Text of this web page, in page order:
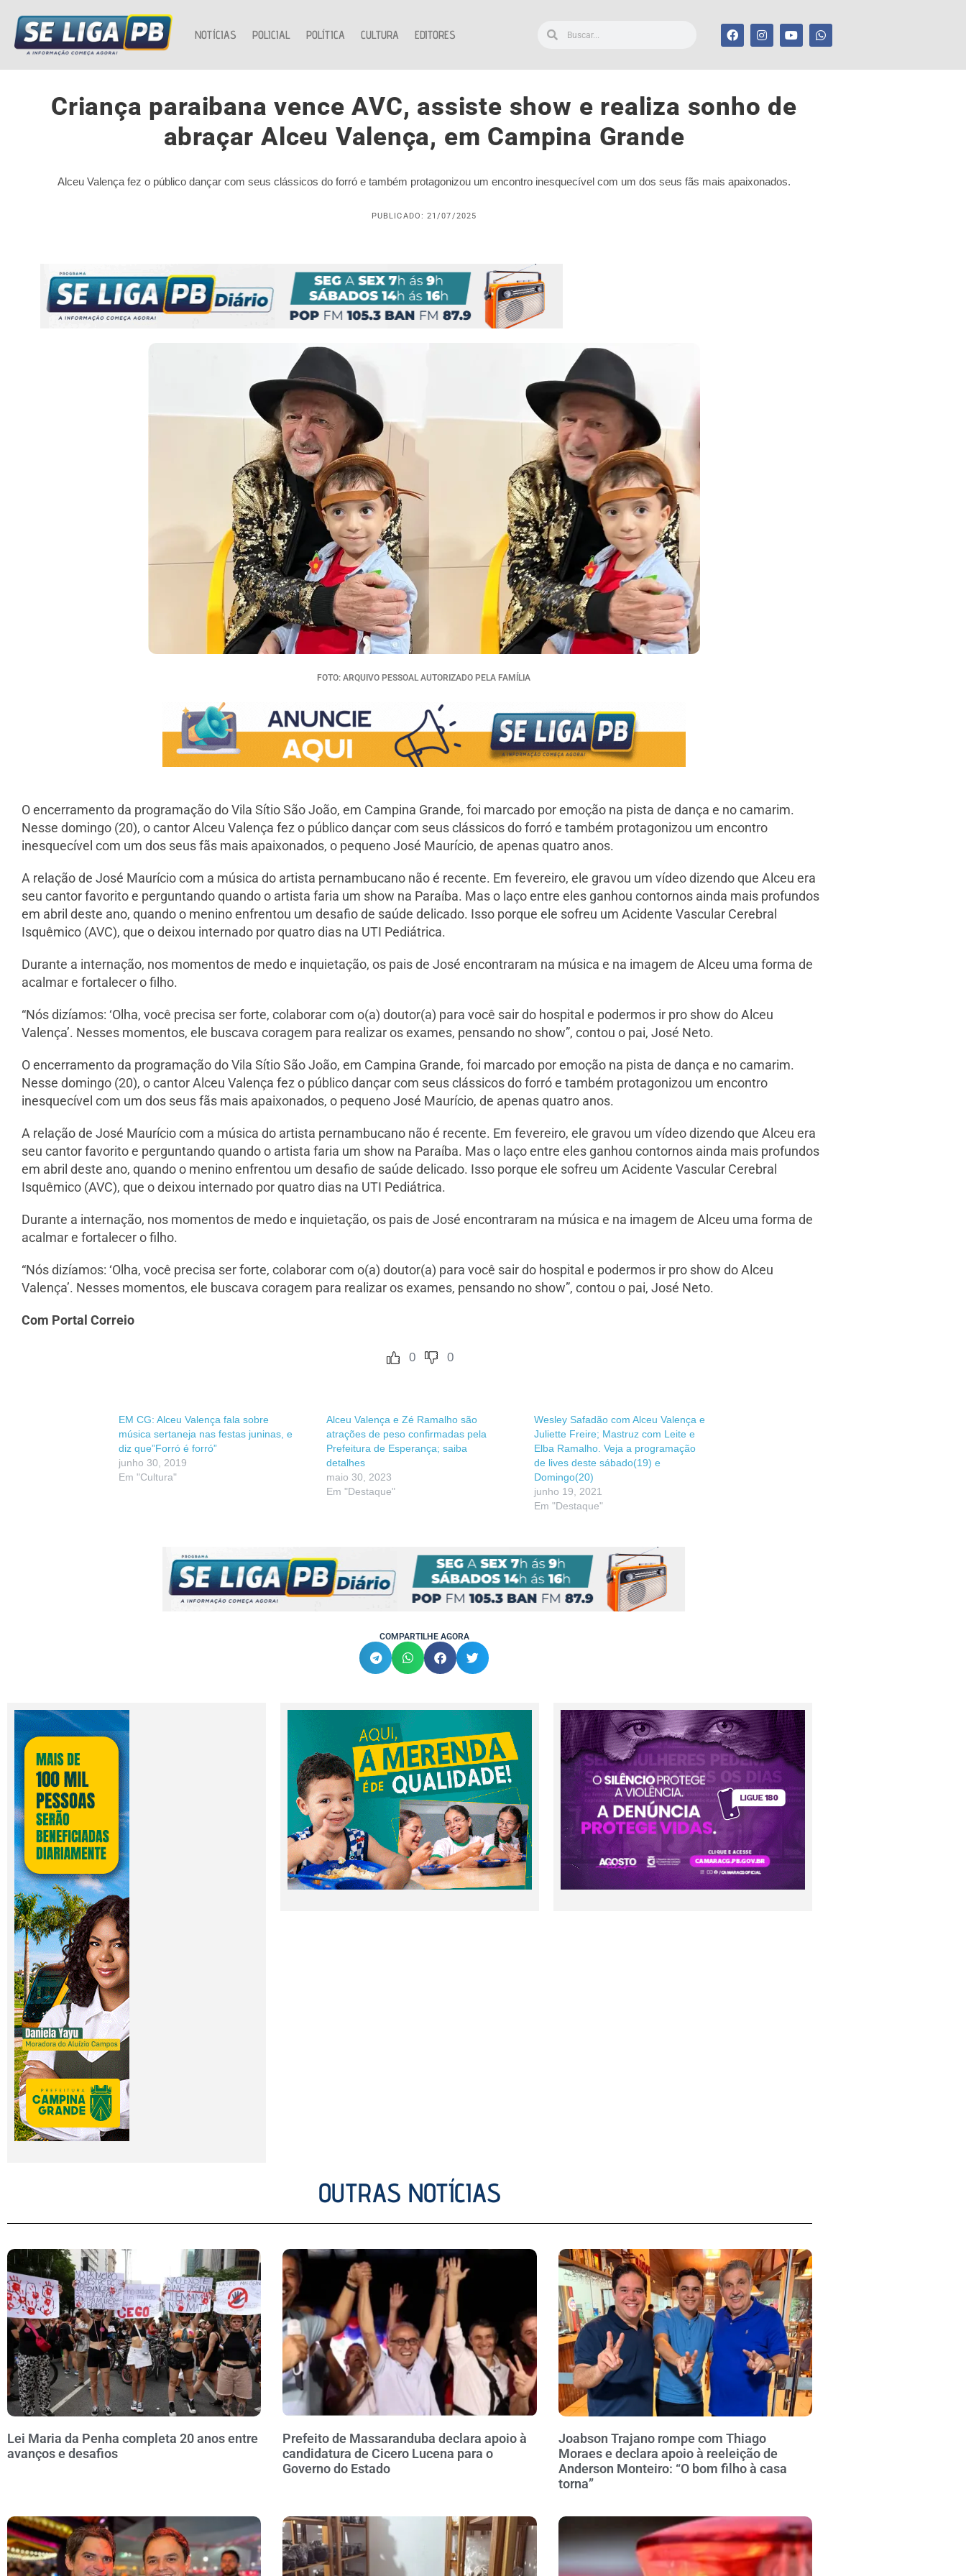
NOTÍCIAS POLICIAL POLÍTICA CULTURA EDITORES
Criança paraibana vence AVC, assiste show e realiza sonho de
abraçar Alceu Valença, em Campina Grande
Alceu Valença fez o público dançar com seus clássicos do forró e também protagonizou um encontro inesquecível com um dos seus fãs mais apaixonados.
PUBLICADO: 21/07/2025
FOTO: ARQUIVO PESSOAL AUTORIZADO PELA FAMÍLIA
O encerramento da programação do Vila Sítio São João, em Campina Grande, foi marcado por emoção na pista de dança e no camarim.
Nesse domingo (20), o cantor Alceu Valença fez o público dançar com seus clássicos do forró e também protagonizou um encontro
inesquecível com um dos seus fãs mais apaixonados, o pequeno José Maurício, de apenas quatro anos.
A relação de José Maurício com a música do artista pernambucano não é recente. Em fevereiro, ele gravou um vídeo dizendo que Alceu era
seu cantor favorito e perguntando quando o artista faria um show na Paraíba. Mas o laço entre eles ganhou contornos ainda mais profundos
em abril deste ano, quando o menino enfrentou um desafio de saúde delicado. Isso porque ele sofreu um Acidente Vascular Cerebral
Isquêmico (AVC), que o deixou internado por quatro dias na UTI Pediátrica.
Durante a internação, nos momentos de medo e inquietação, os pais de José encontraram na música e na imagem de Alceu uma forma de
acalmar e fortalecer o filho.
“Nós dizíamos: ‘Olha, você precisa ser forte, colaborar com o(a) doutor(a) para você sair do hospital e podermos ir pro show do Alceu
Valença’. Nesses momentos, ele buscava coragem para realizar os exames, pensando no show”, contou o pai, José Neto.
O encerramento da programação do Vila Sítio São João, em Campina Grande, foi marcado por emoção na pista de dança e no camarim.
Nesse domingo (20), o cantor Alceu Valença fez o público dançar com seus clássicos do forró e também protagonizou um encontro
inesquecível com um dos seus fãs mais apaixonados, o pequeno José Maurício, de apenas quatro anos.
A relação de José Maurício com a música do artista pernambucano não é recente. Em fevereiro, ele gravou um vídeo dizendo que Alceu era
seu cantor favorito e perguntando quando o artista faria um show na Paraíba. Mas o laço entre eles ganhou contornos ainda mais profundos
em abril deste ano, quando o menino enfrentou um desafio de saúde delicado. Isso porque ele sofreu um Acidente Vascular Cerebral
Isquêmico (AVC), que o deixou internado por quatro dias na UTI Pediátrica.
Durante a internação, nos momentos de medo e inquietação, os pais de José encontraram na música e na imagem de Alceu uma forma de
acalmar e fortalecer o filho.
“Nós dizíamos: ‘Olha, você precisa ser forte, colaborar com o(a) doutor(a) para você sair do hospital e podermos ir pro show do Alceu
Valença’. Nesses momentos, ele buscava coragem para realizar os exames, pensando no show”, contou o pai, José Neto.
Com Portal Correio
0 0
EM CG: Alceu Valença fala sobre
música sertaneja nas festas juninas, e
diz que”Forró é forró”
junho 30, 2019
Em "Cultura"
Alceu Valença e Zé Ramalho são
atrações de peso confirmadas pela
Prefeitura de Esperança; saiba
detalhes
maio 30, 2023
Em "Destaque"
Wesley Safadão com Alceu Valença e
Juliette Freire; Mastruz com Leite e
Elba Ramalho. Veja a programação
de lives deste sábado(19) e
Domingo(20)
junho 19, 2021
Em "Destaque"
COMPARTILHE AGORA
OUTRAS NOTÍCIAS
Lei Maria da Penha completa 20 anos entre
avanços e desafios
Prefeito de Massaranduba declara apoio à
candidatura de Cicero Lucena para o
Governo do Estado
Joabson Trajano rompe com Thiago
Moraes e declara apoio à reeleição de
Anderson Monteiro: “O bom filho à casa
torna”